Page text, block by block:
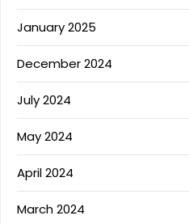
January 2025
December 2024
July 2024
May 2024
April 2024
March 2024